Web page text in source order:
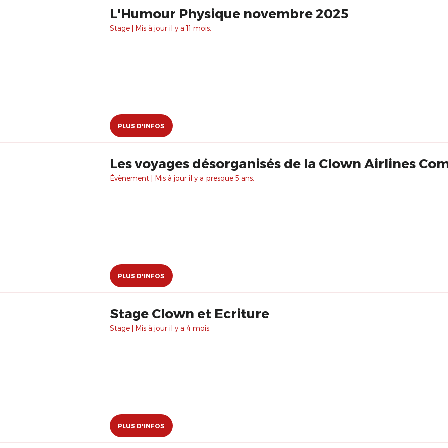
L'Humour Physique novembre 2025
Stage | Mis à jour il y a 11 mois.
PLUS D'INFOS
Les voyages désorganisés de la Clown Airlines
Évènement | Mis à jour il y a presque 5 ans.
PLUS D'INFOS
Stage Clown et Ecriture
Stage | Mis à jour il y a 4 mois.
PLUS D'INFOS